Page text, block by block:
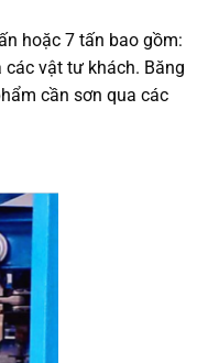
hoặc 7 tấn bao gồm:
các vật tư khách. Băng
cần sơn qua các